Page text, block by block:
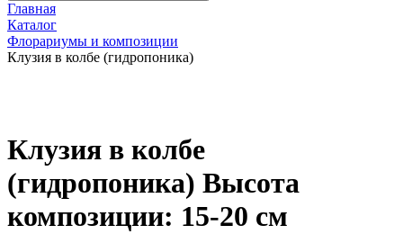
Главная
Каталог
Флорариумы и композиции
Клузия в колбе (гидропоника)
Клузия в колбе
(гидропоника) Высота
композиции: 15-20 см